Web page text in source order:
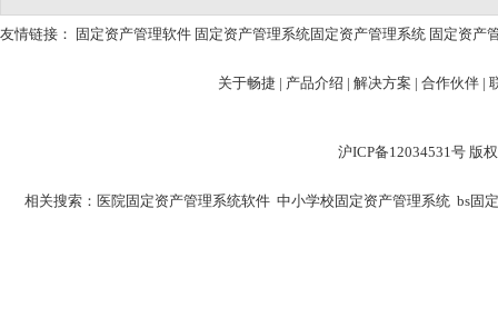
友情链接： 固定资产管理软件 固定资产管理系统固定资产管理系统 固定资产
关于畅捷 | 产品介绍 | 解决方案 | 合作伙伴 |
沪ICP备12034531号 版
相关搜索： 医院固定资产管理系统软件 中小学校固定资产管理系统 bs固